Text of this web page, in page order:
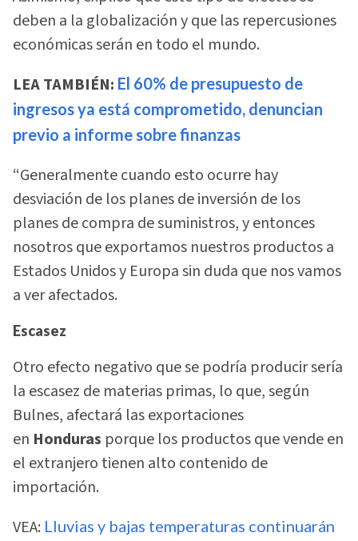
deben a la globalización y que las repercusiones
económicas serán en todo el mundo.
LEA TAMBIÉN: El 60% de presupuesto de
ingresos ya está comprometido, denuncian
previo a informe sobre finanzas
“Generalmente cuando esto ocurre hay
desviación de los planes de inversión de los
planes de compra de suministros, y entonces
nosotros que exportamos nuestros productos a
Estados Unidos y Europa sin duda que nos vamos
a ver afectados.
Escasez
Otro efecto negativo que se podría producir sería
la escasez de materias primas, lo que, según
Bulnes, afectará las exportaciones
en Honduras porque los productos que vende en
el extranjero tienen alto contenido de
importación.
VEA: Lluvias y bajas temperaturas continuarán